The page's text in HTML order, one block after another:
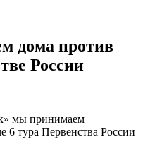
дома против
России
мы принимаем
6 тура Первенства России